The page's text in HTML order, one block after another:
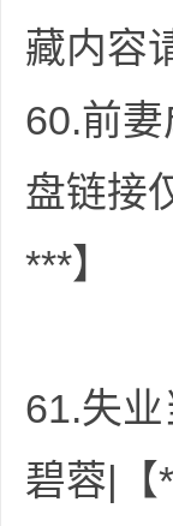
藏内容
60.前
盘链接
***】
61.失
碧蓉|【